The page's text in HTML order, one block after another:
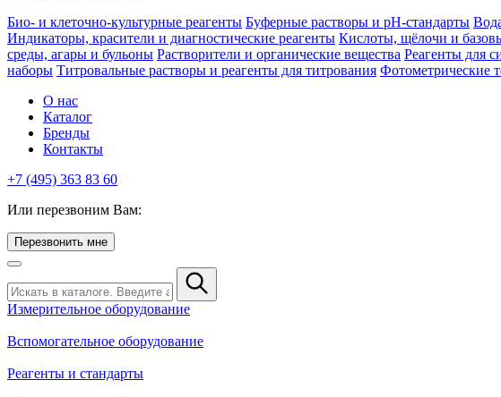
Био- и клеточно-культурные реагенты Буферные растворы и pH-стандарты
Индикаторы, красители и диагностические реагенты Кислоты, щёлочи и
среды, агары и бульоны Растворители и органические вещества Реагенты для
наборы Титровальные растворы и реагенты для титрования Фотометрические
О нас
Каталог
Бренды
Контакты
+7 (495) 363 83 60
Или перезвоним Вам:
Перезвонить мне
Измерительное оборудование
Вспомогательное оборудование
Реагенты и стандарты